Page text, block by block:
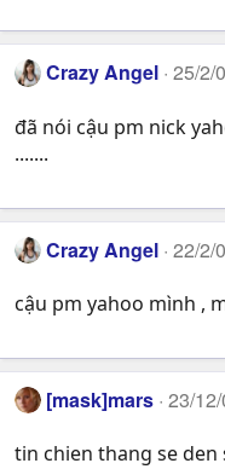
Crazy Angel 25/2/
đã nói cậu pm nick
.......
Crazy Angel 22/2/
cậu pm yahoo mình ,
[mask]mars 23/
tin chien thang se den